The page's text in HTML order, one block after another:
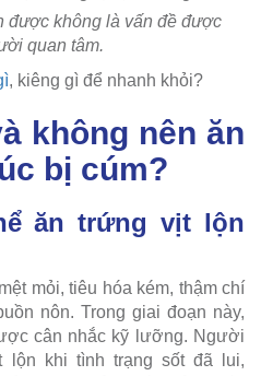
được không là vấn đề được
quan tâm.
, kiêng gì để nhanh khỏi?
không nên ăn
bị cúm?
ăn trứng vịt lộn
mỏi, tiêu hóa kém, thậm chí
nôn. Trong giai đoạn này,
cân nhắc kỹ lưỡng. Người
lộn khi tình trạng sốt đã lui,